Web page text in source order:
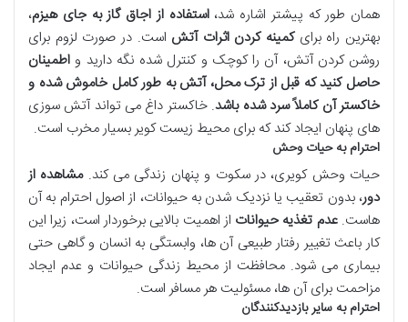
همان طور که پیشتر اشاره شد،استفاده از اجاق گاز به جای هیزم،
بهترین راه برایکمینه کردن اثرات آتش است. در صورت لزوم برای
روشن کردن آتش، آن را کوچک و کنترل شده نگه دارید و اطمینان
حاصل کنید که قبل از ترک محل، آتش به طور کامل خاموش شده و
خاکستر آن کاملاً سرد شده باشد. خاکستر داغ می تواند آتش سوزی
های پنهان ایجاد کند که برای محیط زیست کویر بسیار مخرب است.
احترام به حیات وحش
حیات وحش کویری، در سکوت و پنهان زندگی می کند.مشاهده از
دور، بدون تعقیب یا نزدیک شدن به حیوانات، از اصول احترام به آن
هاست.عدم تغذیه حیوانات از اهمیت بالایی برخوردار است، زیرا این
کار باعث تغییر رفتار طبیعی آن ها، وابستگی به انسان و گاهی حتی
بیماری می شود. محافظت از محیط زندگی حیوانات و عدم ایجاد
مزاحمت برای آن ها، مسئولیت هر مسافر است.
احترام به سایر بازدیدکنندگان